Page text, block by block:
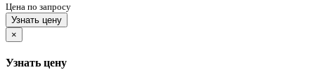
Цена по запросу
Узнать цену
×
Узнать цену